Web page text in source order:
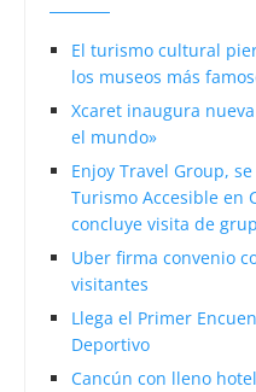
El turismo cultural
los museos más
Xcaret inaugura
el mundo»
Enjoy Travel Group,
Turismo Accesible en
concluye visita de
Uber firma convenio
visitantes
Llega el Primer
Deportivo
Cancún con lleno